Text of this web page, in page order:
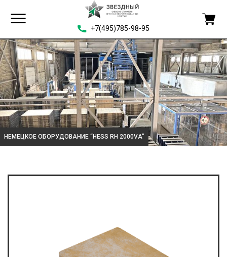
+7(495)785-98-95
НЕМЕЦКОЕ ОБОРУДОВАНИЕ “HESS RH 2000VA”